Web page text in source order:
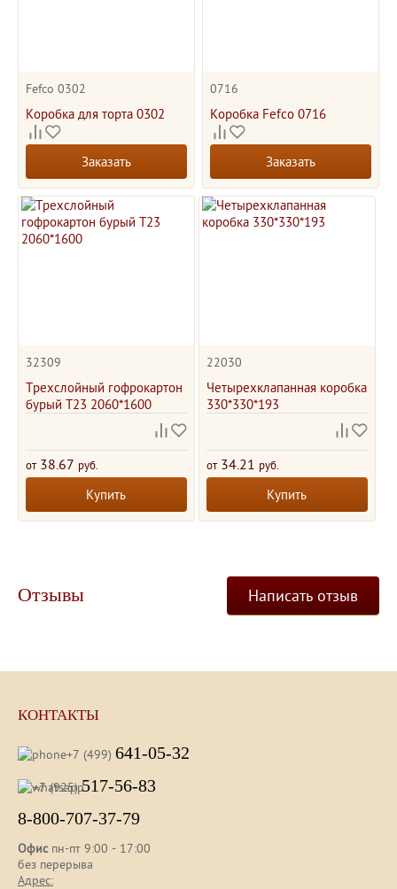
Fefco 0302
Коробка для торта 0302
Заказать
0716
Коробка Fefco 0716
Заказать
32309
Трехслойный гофрокартон
бурый Т23 2060*1600
от38.67 руб.
Купить
22030
Четырехклапанная коробка
330*330*193
от34.21 руб.
Купить
Отзывы Написать отзыв
КОНТАКТЫ
+7 (499) 641-05-32
+7 (925)517-56-83
8-800-707-37-79
Офиспн-пт 9:00 - 17:00
без перерыва
Адрес: